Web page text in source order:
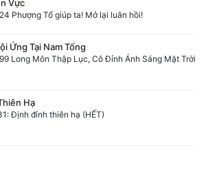
Vực
Phượng Tổ giúp ta! Mở lại luân hồi!
Ứng Tại Nam Tống
Long Môn Thập Lục, Cô Đỉnh Ánh Sáng Mặt Trời
Hạ
Định đỉnh thiên hạ (HẾT)